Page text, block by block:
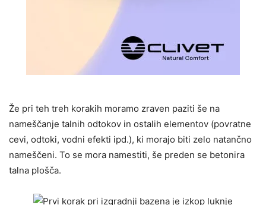
Že pri teh treh korakih moramo zraven paziti še na
nameščanje talnih odtokov in ostalih elementov (povratne
cevi, odtoki, vodni efekti ipd.), ki morajo biti zelo natančno
nameščeni. To se mora namestiti, še preden se betonira
talna plošča.